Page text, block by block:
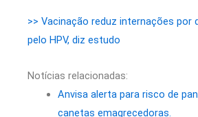
>> Vacinação reduz internações por
pelo HPV, diz estudo
Notícias relacionadas:
Anvisa alerta para risco de
canetas emagrecedoras.